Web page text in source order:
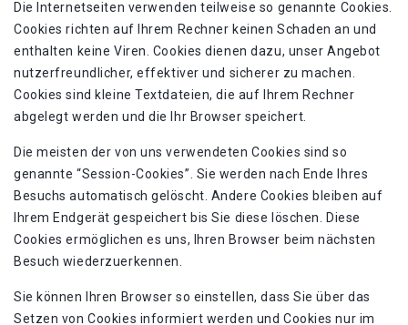
Die Internetseiten verwenden teilweise so genannte Cookies.
Cookies richten auf Ihrem Rechner keinen Schaden an und
enthalten keine Viren. Cookies dienen dazu, unser Angebot
nutzerfreundlicher, effektiver und sicherer zu machen.
Cookies sind kleine Textdateien, die auf Ihrem Rechner
abgelegt werden und die Ihr Browser speichert.
Die meisten der von uns verwendeten Cookies sind so
genannte “Session-Cookies”. Sie werden nach Ende Ihres
Besuchs automatisch gelöscht. Andere Cookies bleiben auf
Ihrem Endgerät gespeichert bis Sie diese löschen. Diese
Cookies ermöglichen es uns, Ihren Browser beim nächsten
Besuch wiederzuerkennen.
Sie können Ihren Browser so einstellen, dass Sie über das
Setzen von Cookies informiert werden und Cookies nur im